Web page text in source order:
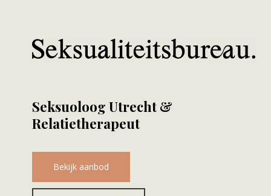
Seksuoloog Utrecht &
Relatietherapeut
Bekijk aanbod